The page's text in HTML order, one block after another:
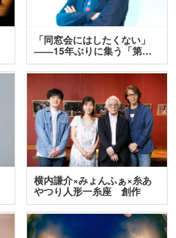
「同窓会にはしたくない」
――15年ぶりに集う「第…
横内謙介×みょんふぁ×糸あ
やつり人形一糸座 創作
人…